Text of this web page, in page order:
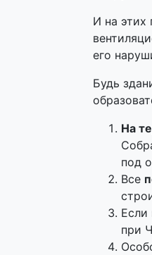
И на этих
его
Будь
На
под
Все
Если
при